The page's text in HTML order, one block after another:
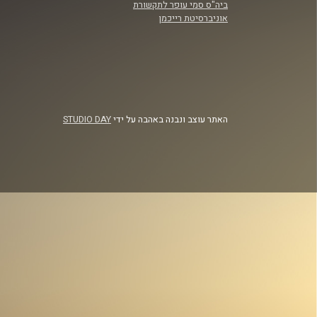
ביה"ס סמי עופר לתקשורת
אוניברסיטת רייכמן
האתר עוצב ונבנה באהבה על ידיSTUDIO DAY